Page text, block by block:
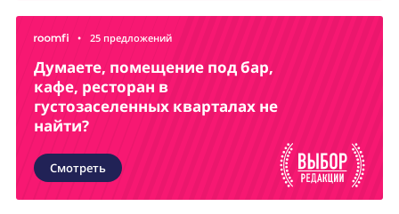
• 25 предложений
Думаете, помещение под бар,
кафе, ресторан в
густозаселенных кварталах не
найти?
Смотреть